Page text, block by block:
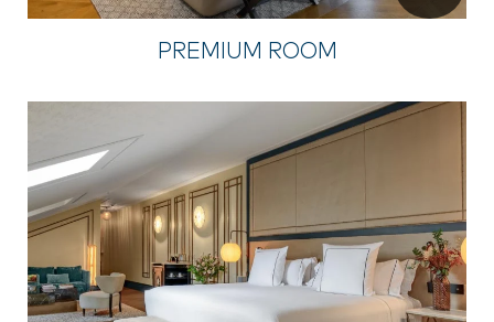
PREMIUM ROOM